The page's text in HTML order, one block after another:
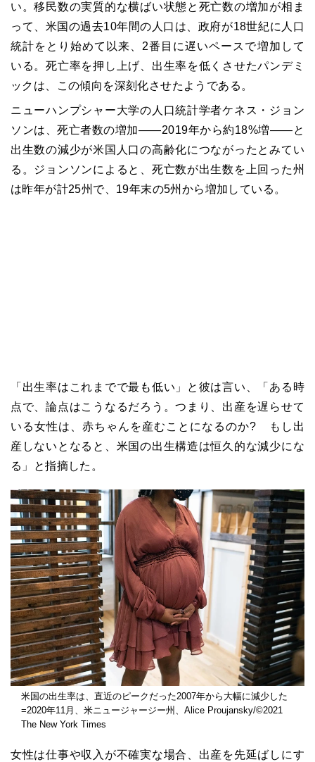
い。移民数の実質的な横ばい状態と死亡数の増加が相ま
って、米国の過去10年間の人口は、政府が18世紀に人口
統計をとり始めて以来、2番目に遅いペースで増加して
いる。死亡率を押し上げ、出生率を低くさせたパンデミ
ックは、この傾向を深刻化させたようである。
ニューハンプシャー大学の人口統計学者ケネス・ジョン
ソンは、死亡者数の増加――2019年から約18%増――と
出生数の減少が米国人口の高齢化につながったとみてい
る。ジョンソンによると、死亡数が出生数を上回った州
は昨年が計25州で、19年末の5州から増加している。
「出生率はこれまでで最も低い」と彼は言い、「ある時
点で、論点はこうなるだろう。つまり、出産を遅らせて
いる女性は、赤ちゃんを産むことになるのか? もし出
産しないとなると、米国の出生構造は恒久的な減少にな
る」と指摘した。
米国の出生率は、直近のピークだった2007年から大幅に減少した
=2020年11月、米ニュージャージー州、Alice Proujansky/©2021
The New York Times
女性は仕事や収入が不確実な場合、出産を先延ばしにす